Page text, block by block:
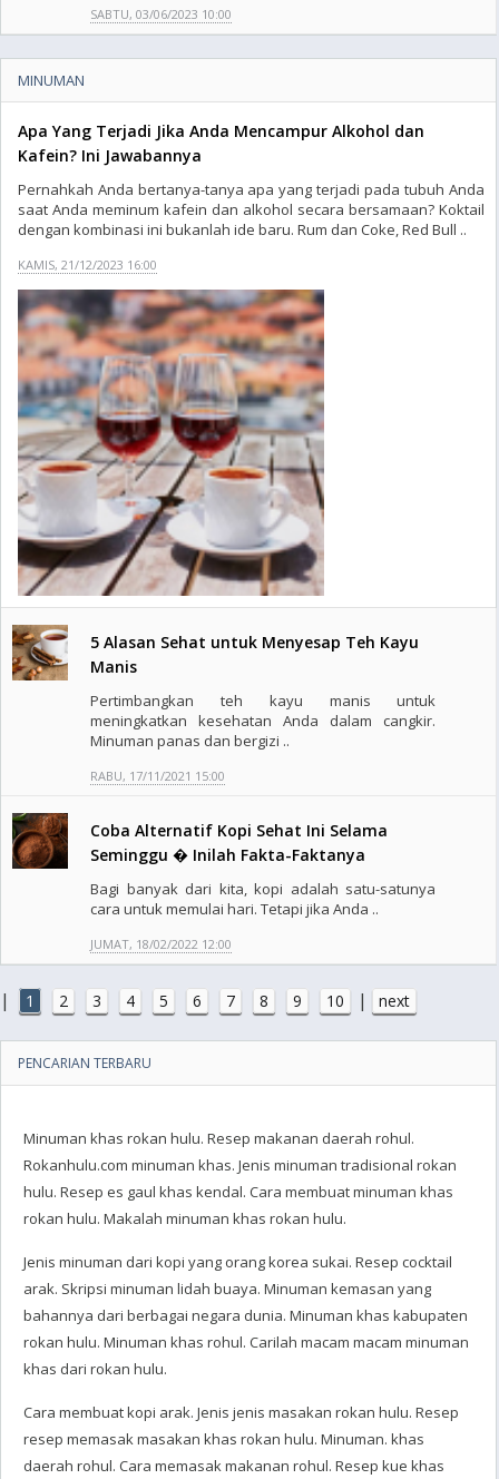
SABTU, 03/06/2023 10:00
MINUMAN
Apa Yang Terjadi Jika Anda Mencampur Alkohol dan
Kafein? Ini Jawabannya
Pernahkah Anda bertanya-tanya apa yang terjadi pada tubuh Anda
saat Anda meminum kafein dan alkohol secara bersamaan? Koktail
dengan kombinasi ini bukanlah ide baru. Rum dan Coke, Red Bull ..
KAMIS, 21/12/2023 16:00
5 Alasan Sehat untuk Menyesap Teh Kayu
Manis
Pertimbangkan teh kayu manis untuk
meningkatkan kesehatan Anda dalam cangkir.
Minuman panas dan bergizi ..
RABU, 17/11/2021 15:00
Coba Alternatif Kopi Sehat Ini Selama
Seminggu � Inilah Fakta-Faktanya
Bagi banyak dari kita, kopi adalah satu-satunya
cara untuk memulai hari. Tetapi jika Anda ..
JUMAT, 18/02/2022 12:00
| 1 2 3 4 5 6 7 8 9 10 | next
PENCARIAN TERBARU
Minuman khas rokan hulu. Resep makanan daerah rohul.
Rokanhulu.com minuman khas. Jenis minuman tradisional rokan
hulu. Resep es gaul khas kendal. Cara membuat minuman khas
rokan hulu. Makalah minuman khas rokan hulu.
Jenis minuman dari kopi yang orang korea sukai. Resep cocktail
arak. Skripsi minuman lidah buaya. Minuman kemasan yang
bahannya dari berbagai negara dunia. Minuman khas kabupaten
rokan hulu. Minuman khas rohul. Carilah macam macam minuman
khas dari rokan hulu.
Cara membuat kopi arak. Jenis jenis masakan rokan hulu. Resep
resep memasak masakan khas rokan hulu. Minuman. khas
daerah rohul. Cara memasak makanan rohul. Resep kue khas